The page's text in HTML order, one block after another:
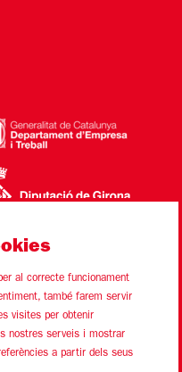
Cookies Contacte
al correcte funcionament
també farem servir
visites per obtenir
nostres serveis i mostrar
a partir dels seus